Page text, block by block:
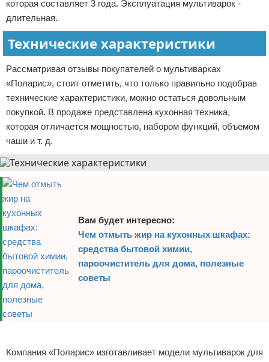
которая составляет 3 года. Эксплуатация мультиварок -
длительная.
Технические характеристики
Рассматривая отзывы покупателей о мультиварках
«Поларис», стоит отметить, что только правильно подобрав
технические характеристики, можно остаться довольным
покупкой. В продаже представлена кухонная техника,
которая отличается мощностью, набором функций, объемом
чаши и т. д.
Вам будет интересно:
Чем отмыть жир на кухонных шкафах:
средства бытовой химии,
пароочиститель для дома, полезные
советы
Компания «Поларис» изготавливает модели мультиварок для